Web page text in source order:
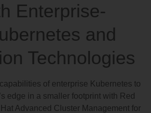
Enterprise-
and
Technologies
of enterprise Kubernetes to
edge in a smaller footprint with Red
Advanced Cluster Management for